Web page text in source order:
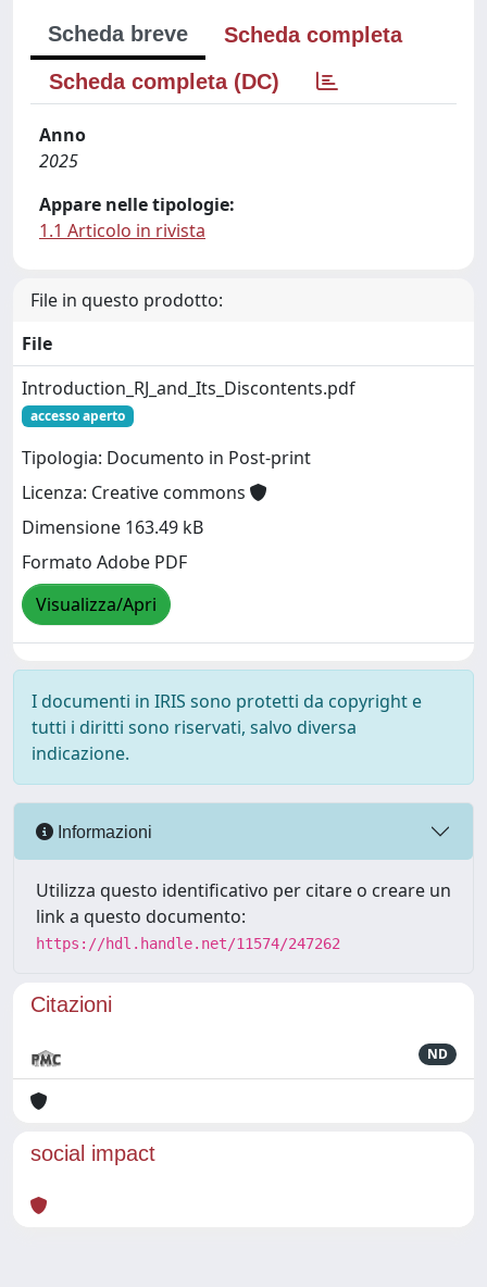
Scheda breve
Scheda completa
Scheda completa (DC)
Anno
2025
Appare nelle tipologie:
1.1 Articolo in rivista
File in questo prodotto:
File
Introduction_RJ_and_Its_Discontents.pdf
accesso aperto
Tipologia: Documento in Post-print
Licenza: Creative commons
Dimensione 163.49 kB
Formato Adobe PDF
Visualizza/Apri
I documenti in IRIS sono protetti da copyright e
tutti i diritti sono riservati, salvo diversa
indicazione.
Informazioni
Utilizza questo identificativo per citare o creare un
link a questo documento:
https://hdl.handle.net/11574/247262
Citazioni
ND
social impact